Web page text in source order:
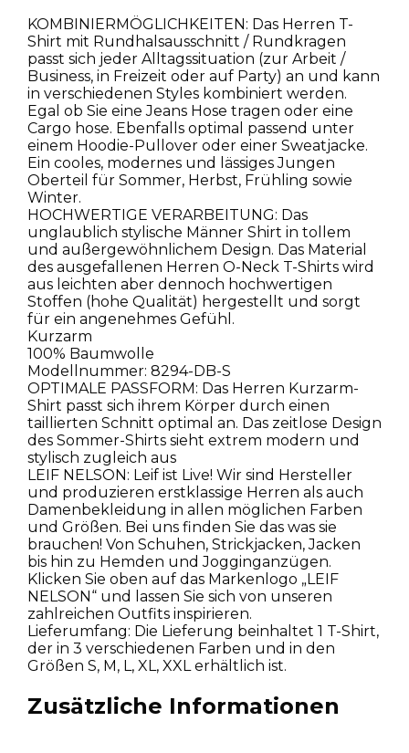
KOMBINIERMÖGLICHKEITEN: Das Herren T-
Shirt mit Rundhalsausschnitt / Rundkragen
passt sich jeder Alltagssituation (zur Arbeit /
Business, in Freizeit oder auf Party) an und kann
in verschiedenen Styles kombiniert werden.
Egal ob Sie eine Jeans Hose tragen oder eine
Cargo hose. Ebenfalls optimal passend unter
einem Hoodie-Pullover oder einer Sweatjacke.
Ein cooles, modernes und lässiges Jungen
Oberteil für Sommer, Herbst, Frühling sowie
Winter.
HOCHWERTIGE VERARBEITUNG: Das
unglaublich stylische Männer Shirt in tollem
und außergewöhnlichem Design. Das Material
des ausgefallenen Herren O-Neck T-Shirts wird
aus leichten aber dennoch hochwertigen
Stoffen (hohe Qualität) hergestellt und sorgt
für ein angenehmes Gefühl.
Kurzarm
100% Baumwolle
Modellnummer: 8294-DB-S
OPTIMALE PASSFORM: Das Herren Kurzarm-
Shirt passt sich ihrem Körper durch einen
taillierten Schnitt optimal an. Das zeitlose Design
des Sommer-Shirts sieht extrem modern und
stylisch zugleich aus
LEIF NELSON: Leif ist Live! Wir sind Hersteller
und produzieren erstklassige Herren als auch
Damenbekleidung in allen möglichen Farben
und Größen. Bei uns finden Sie das was sie
brauchen! Von Schuhen, Strickjacken, Jacken
bis hin zu Hemden und Jogginganzügen.
Klicken Sie oben auf das Markenlogo „LEIF
NELSON“ und lassen Sie sich von unseren
zahlreichen Outfits inspirieren.
Lieferumfang: Die Lieferung beinhaltet 1 T-Shirt,
der in 3 verschiedenen Farben und in den
Größen S, M, L, XL, XXL erhältlich ist.
Zusätzliche Informationen